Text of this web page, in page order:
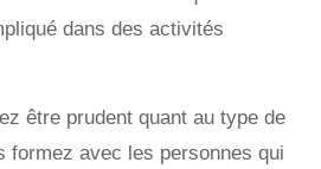
dans des activités
être prudent quant au type de
formez avec les personnes qui